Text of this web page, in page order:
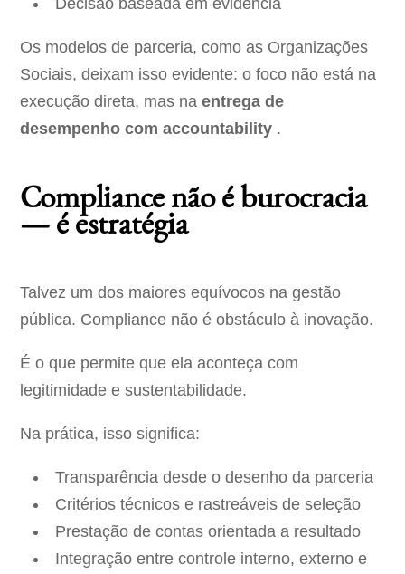
Decisão baseada em evidência
Os modelos de parceria, como as Organizações
Sociais, deixam isso evidente: o foco não está na
execução direta, mas naentrega de
desempenho com accountability .
Compliance não é burocracia
— é estratégia
Talvez um dos maiores equívocos na gestão
pública. Compliance não é obstáculo à inovação.
É o que permite que ela aconteça com
legitimidade e sustentabilidade.
Na prática, isso significa:
Transparência desde o desenho da parceria
Critérios técnicos e rastreáveis de seleção
Prestação de contas orientada a resultado
Integração entre controle interno, externo e